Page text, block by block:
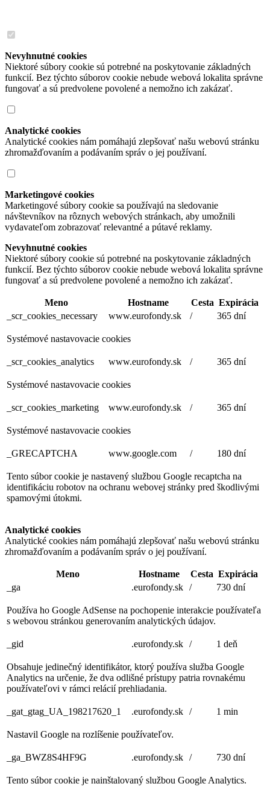
Nevyhnutné cookies
Niektoré súbory cookie sú potrebné na poskytovanie základných
funkcií. Bez týchto súborov cookie nebude webová lokalita správne
fungovať a sú predvolene povolené a nemožno ich zakázať.
Analytické cookies
Analytické cookies nám pomáhajú zlepšovať našu webovú stránku
zhromažďovaním a podávaním správ o jej používaní.
Marketingové cookies
Marketingové súbory cookie sa používajú na sledovanie
návštevníkov na rôznych webových stránkach, aby umožnili
vydavateľom zobrazovať relevantné a pútavé reklamy.
Nevyhnutné cookies
Niektoré súbory cookie sú potrebné na poskytovanie základných
funkcií. Bez týchto súborov cookie nebude webová lokalita správne
fungovať a sú predvolene povolené a nemožno ich zakázať.
Meno Hostname Cesta Expirácia
_scr_cookies_necessary
www.eurofondy.sk / 365 dní
Systémové nastavovacie cookies
_scr_cookies_analytics www.eurofondy.sk / 365 dní
Systémové nastavovacie cookies
_scr_cookies_marketing www.eurofondy.sk / 365 dní
Systémové nastavovacie cookies
_GRECAPTCHA www.google.com / 180 dní
Tento súbor cookie je nastavený službou Google recaptcha na
identifikáciu robotov na ochranu webovej stránky pred škodlivými
spamovými útokmi.
Analytické cookies
Analytické cookies nám pomáhajú zlepšovať našu webovú stránku
zhromažďovaním a podávaním správ o jej používaní.
Meno Hostname Cesta Expirácia
_ga
.eurofondy.sk / 730 dní
Používa ho Google AdSense na pochopenie interakcie používateľa
s webovou stránkou generovaním analytických údajov.
_gid .eurofondy.sk / 1 deň
Obsahuje jedinečný identifikátor, ktorý používa služba Google
Analytics na určenie, že dva odlišné prístupy patria rovnakému
používateľovi v rámci relácií prehliadania.
_gat_gtag_UA_198217620_1 .eurofondy.sk / 1 min
Nastavil Google na rozlíšenie používateľov.
_ga_BWZ8S4HF9G .eurofondy.sk / 730 dní
Tento súbor cookie je nainštalovaný službou Google Analytics.